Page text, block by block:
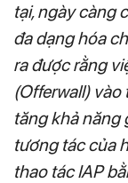
tại, ngày càng
đa dạng hóa
ra được rằng
(Offerwall)
tăng khả năng
tương tác của
thao tác IAP